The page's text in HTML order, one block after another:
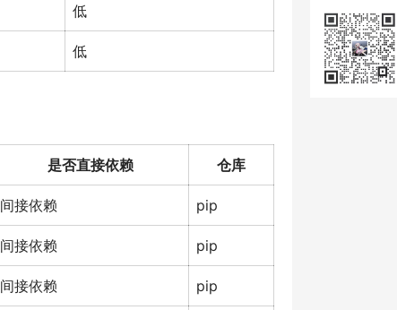
低
低
是否直接依赖 仓库
间接依赖 pip
间接依赖 pip
间接依赖 pip